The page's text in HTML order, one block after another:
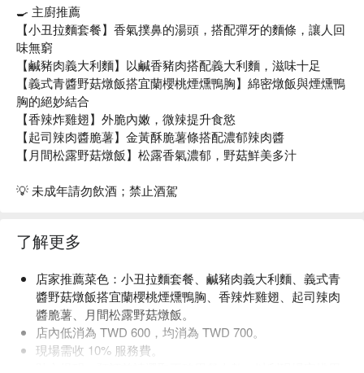
🍳 主廚推薦
【小丑拉麵套餐】香氣撲鼻的湯頭，搭配彈牙的麵條，讓人回
味無窮
【鹹豬肉義大利麵】以鹹香豬肉搭配義大利麵，滋味十足
【義式青醬野菇燉飯搭宜蘭櫻桃煙燻鴨胸】綿密燉飯與煙燻鴨
胸的絕妙結合
【香辣炸雞翅】外脆內嫩，微辣提升食慾
【起司辣肉醬脆薯】金黃酥脆薯條搭配濃郁辣肉醬
【月間松露野菇燉飯】松露香氣濃郁，野菇鮮美多汁
💡 未成年請勿飲酒；禁止酒駕
了解更多
店家推薦菜色：小丑拉麵套餐、鹹豬肉義大利麵、義式青
醬野菇燉飯搭宜蘭櫻桃煙燻鴨胸、香辣炸雞翅、起司辣肉
醬脆薯、月間松露野菇燉飯。
店內低消為 TWD 600，均消為 TWD 700。
現場需收 10% 服務費。